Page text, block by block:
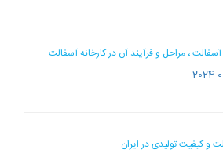
آسفالت ، مراحل و فرآیند آن در کارخانه آسفالت
2024-
و کیفیت تولیدی در ایران